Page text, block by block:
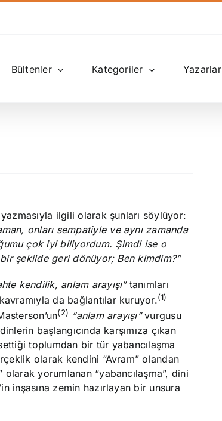
Bültenler Kategoriler Yazarlar
ilgili olarak şunları söylüyor:
onları sempatiyle ve aynı zamanda
çok iyi biliyordum. Şimdi ise o
şekilde geri dönüyor; Ben kimdim?”
kendilik, anlam arayışı”tanımları
da bağlantılar kuruyor.(1)
(2) “anlam arayışı”vurgusu
başlangıcında karşımıza çıkan
toplumdan bir tür yabancılaşma
olarak kendini “Avram” olandan
yorumlanan “yabancılaşma”, dini
inşasına zemin hazırlayan bir unsura